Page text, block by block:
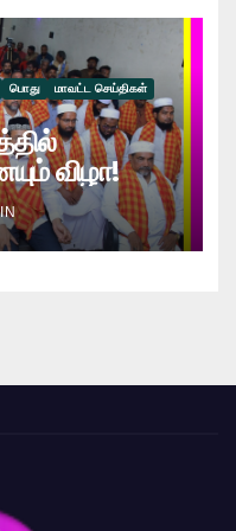
பொது
மாவட்ட செய்திகள்
விழா!